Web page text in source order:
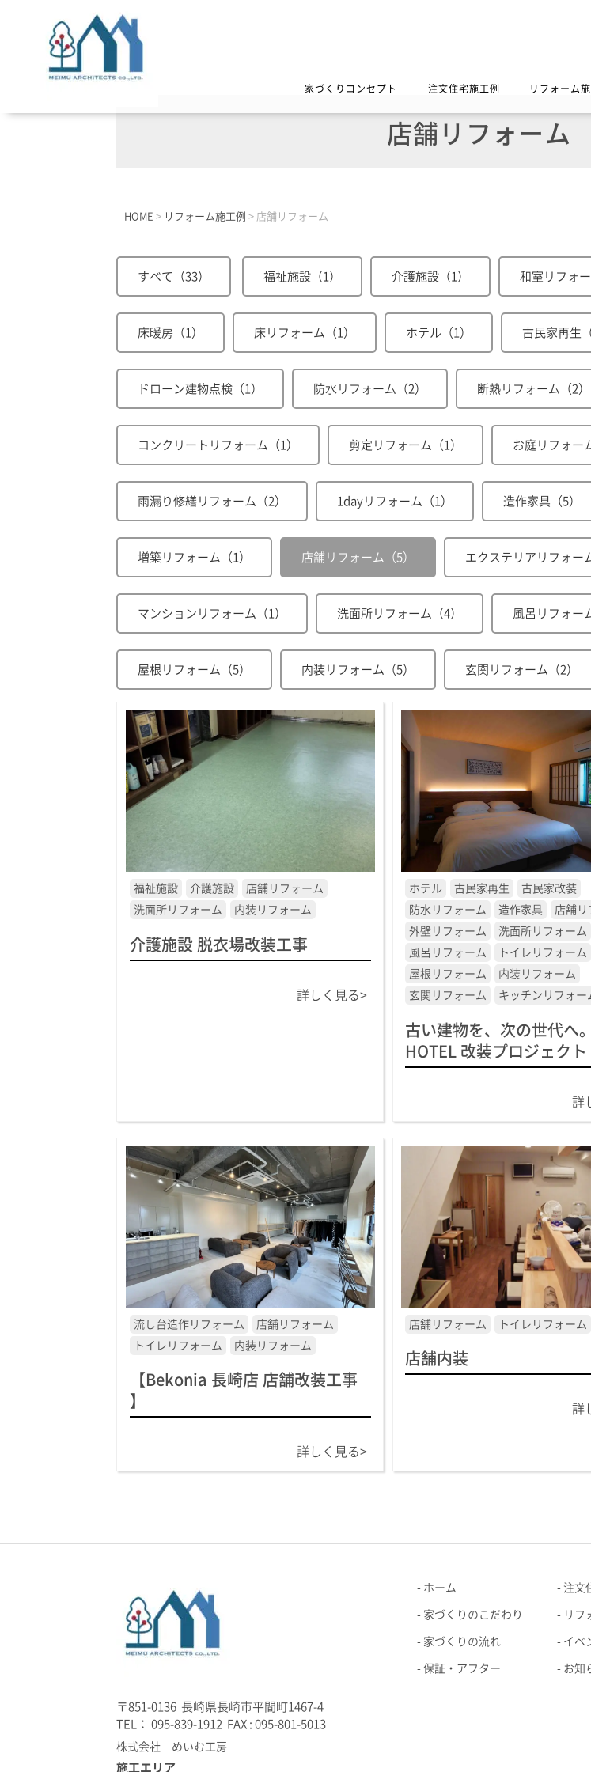
家づくりコンセプト 注文住宅施工例 リフォーム施
店舗リフォーム
HOME > リフォーム施工例 > 店舗リフォーム
すべて（33） 福祉施設（1） 介護施設（1） 和室リフォー
床暖房（1） 床リフォーム（1） ホテル（1） 古民家再生（
ドローン建物点検（1） 防水リフォーム（2） 断熱リフォーム（2）
コンクリートリフォーム（1） 剪定リフォーム（1） お庭リフォー
雨漏り修繕リフォーム（2） 1dayリフォーム（1） 造作家具（5）
増築リフォーム（1） 店舗リフォーム（5） エクステリアリフォー
マンションリフォーム（1） 洗面所リフォーム（4） 風呂リフォー
屋根リフォーム（5） 内装リフォーム（5） 玄関リフォーム（2）
福祉施設 介護施設
店舗リフォーム
洗面所リフォーム
内装リフォーム
介護施設 脱衣場改装工事
詳しく見る>
ホテル 古民家再生
古民家改装
防水リフォーム
造作家具
店舗リ
外壁リフォーム
洗面所リフォーム
風呂リフォーム
トイレリフォーム
屋根リフォーム
内装リフォーム
玄関リフォーム
キッチンリフォー
古い建物を、次の世代へ
HOTEL 改装プロジェクト
詳
流し台造作リフォーム
店舗リフォーム
トイレリフォーム
内装リフォーム
【Bekonia 長崎店 店舗改装工事
】
詳しく見る>
店舗リフォーム トイレリフォーム
店舗内装
詳
ホーム
家づくりのこだわり
家づくりの流れ
保証・アフター
注文
リフ
イベ
お知
〒851-0136 長崎県長崎市平間町1467-4
TEL： 095-839-1912 FAX : 095-801-5013
株式会社 めいむ工房
施工エリア